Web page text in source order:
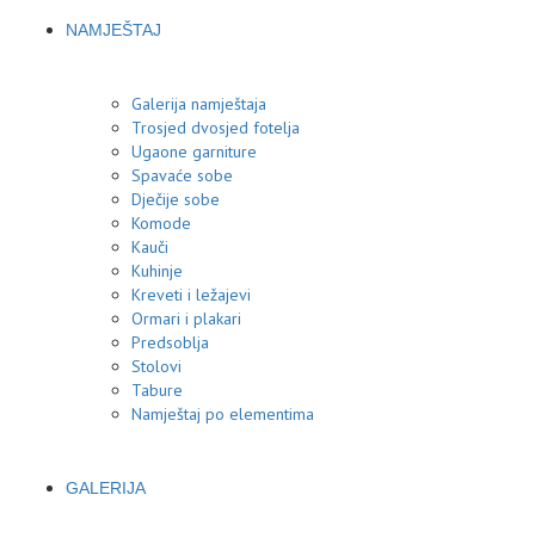
NAMJEŠTAJ
Galerija namještaja
Trosjed dvosjed fotelja
Ugaone garniture
Spavaće sobe
Dječije sobe
Komode
Kauči
Kuhinje
Kreveti i ležajevi
Ormari i plakari
Predsoblja
Stolovi
Tabure
Namještaj po elementima
GALERIJA